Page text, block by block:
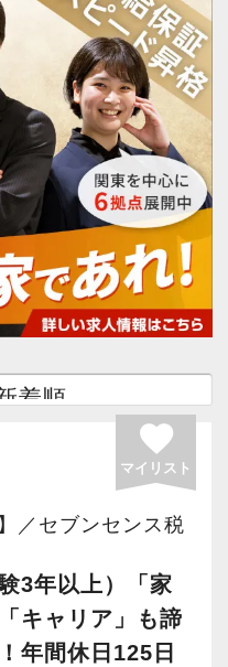
せ
登録
を見る
者様
favorite
マイリスト
／セブンセンス税
3年以上）「家
キャリア」も諦
年間休日125日